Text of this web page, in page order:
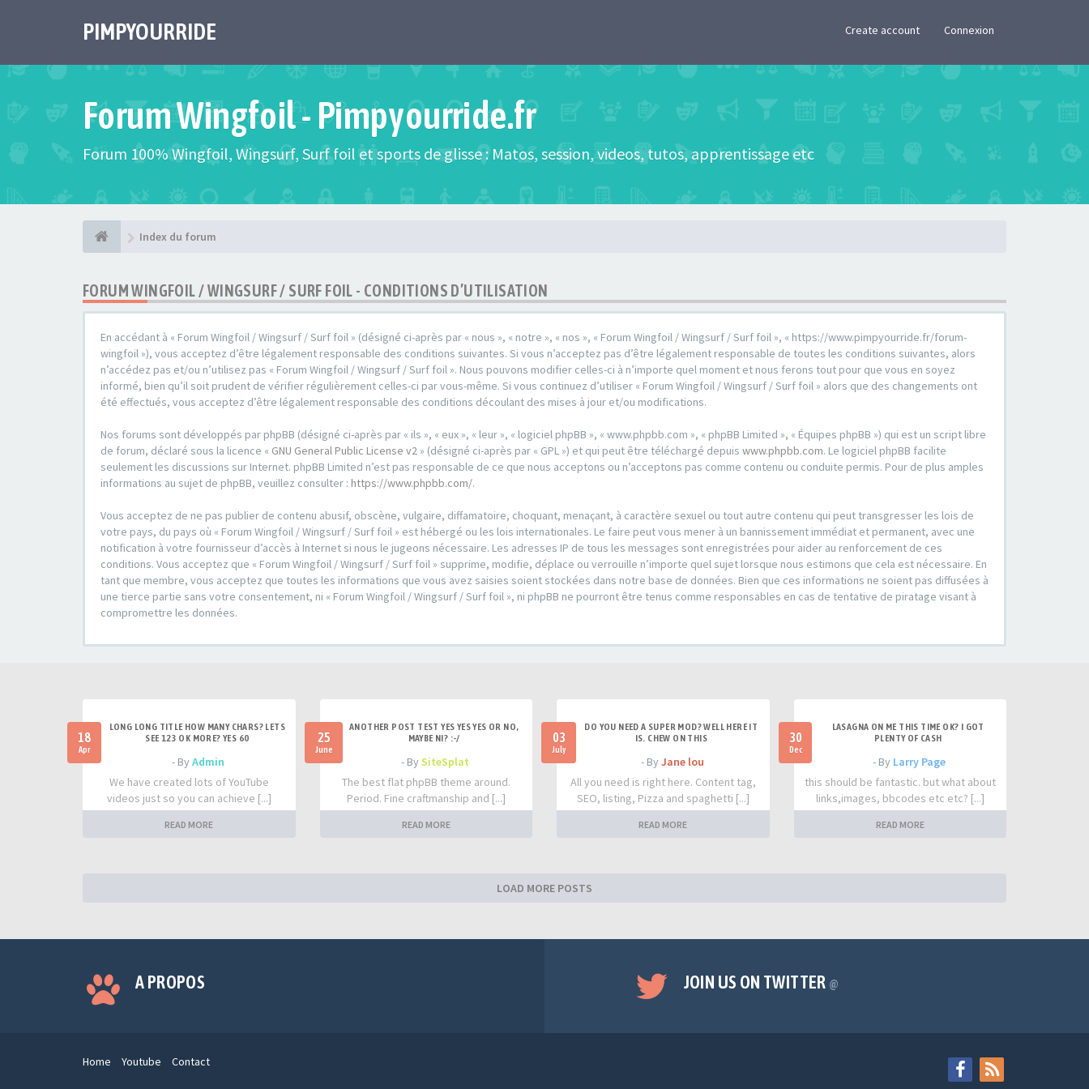
PIMPYOURRIDE Create account Connexion
Forum Wingfoil - Pimpyourride.fr
Forum 100% Wingfoil, Wingsurf, Surf foil et sports de glisse : Matos, session, videos, tutos, apprentissage etc
Index du forum
FORUM WINGFOIL / WINGSURF / SURF FOIL - CONDITIONS D’UTILISATION
En accédant à « Forum Wingfoil / Wingsurf / Surf foil » (désigné ci-après par « nous », « notre », « nos », « Forum Wingfoil / Wingsurf / Surf foil », « https://www.pimpyourride.fr/forum-
wingfoil »), vous acceptez d’être légalement responsable des conditions suivantes. Si vous n’acceptez pas d’être légalement responsable de toutes les conditions suivantes, alors
n’accédez pas et/ou n’utilisez pas « Forum Wingfoil / Wingsurf / Surf foil ». Nous pouvons modifier celles-ci à n’importe quel moment et nous ferons tout pour que vous en soyez
informé, bien qu’il soit prudent de vérifier régulièrement celles-ci par vous-même. Si vous continuez d’utiliser « Forum Wingfoil / Wingsurf / Surf foil » alors que des changements ont
été effectués, vous acceptez d’être légalement responsable des conditions découlant des mises à jour et/ou modifications.
Nos forums sont développés par phpBB (désigné ci-après par « ils », « eux », « leur », « logiciel phpBB », « www.phpbb.com », « phpBB Limited », « Équipes phpBB ») qui est un script libre
de forum, déclaré sous la licence « GNU General Public License v2 » (désigné ci-après par « GPL ») et qui peut être téléchargé depuis www.phpbb.com. Le logiciel phpBB facilite
seulement les discussions sur Internet. phpBB Limited n’est pas responsable de ce que nous acceptons ou n’acceptons pas comme contenu ou conduite permis. Pour de plus amples
informations au sujet de phpBB, veuillez consulter : https://www.phpbb.com/.
Vous acceptez de ne pas publier de contenu abusif, obscène, vulgaire, diffamatoire, choquant, menaçant, à caractère sexuel ou tout autre contenu qui peut transgresser les lois de
votre pays, du pays où « Forum Wingfoil / Wingsurf / Surf foil » est hébergé ou les lois internationales. Le faire peut vous mener à un bannissement immédiat et permanent, avec une
notification à votre fournisseur d’accès à Internet si nous le jugeons nécessaire. Les adresses IP de tous les messages sont enregistrées pour aider au renforcement de ces
conditions. Vous acceptez que « Forum Wingfoil / Wingsurf / Surf foil » supprime, modifie, déplace ou verrouille n’importe quel sujet lorsque nous estimons que cela est nécessaire. En
tant que membre, vous acceptez que toutes les informations que vous avez saisies soient stockées dans notre base de données. Bien que ces informations ne soient pas diffusées à
une tierce partie sans votre consentement, ni « Forum Wingfoil / Wingsurf / Surf foil », ni phpBB ne pourront être tenus comme responsables en cas de tentative de piratage visant à
compromettre les données.
18
Apr
LONG LONG TITLE HOW MANY CHARS? LETS
SEE 123 OK MORE? YES 60
- ByAdmin
We have created lots of YouTube
videos just so you can achieve [...]
READ MORE
25
June
ANOTHER POST TEST YES YES YES OR NO,
MAYBE NI? :-/
- BySiteSplat
The best flat phpBB theme around.
Period. Fine craftmanship and [...]
READ MORE
03
July
DO YOU NEED A SUPER MOD? WELL HERE IT
IS. CHEW ON THIS
- By Jane lou
All you need is right here. Content tag,
SEO, listing, Pizza and spaghetti [...]
READ MORE
30
Dec
LASAGNA ON ME THIS TIME OK? I GOT
PLENTY OF CASH
- By Larry Page
this should be fantastic. but what about
links,images, bbcodes etc etc? [...]
READ MORE
LOAD MORE POSTS
A PROPOS JOIN US ON TWITTER @
Home Youtube Contact